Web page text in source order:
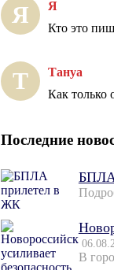
Я Я
Кто это
Т Тануа
Как только
Последние
В